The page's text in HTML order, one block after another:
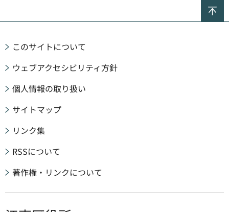
このサイトについて
ウェブアクセシビリティ方針
個人情報の取り扱い
サイトマップ
リンク集
RSSについて
著作権・リンクについて